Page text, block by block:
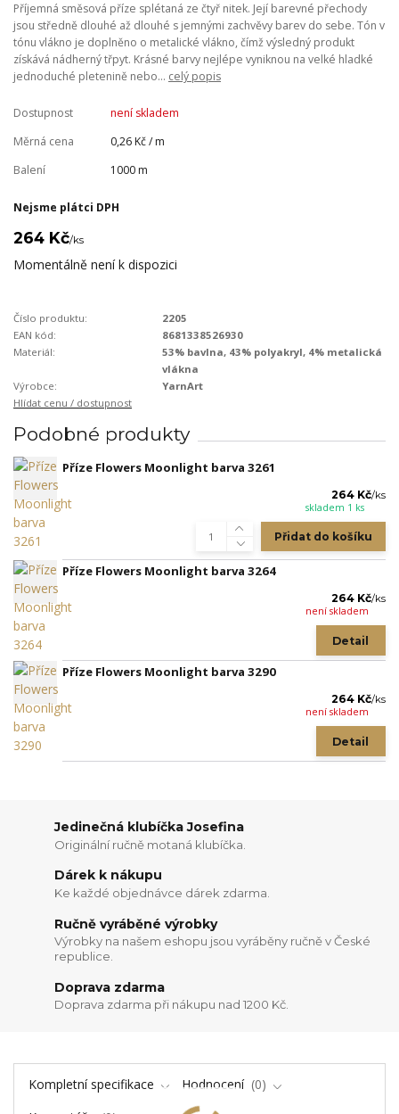
Příjemná směsová příze splétaná ze čtyř nitek. Její barevné přechody
jsou středně dlouhé až dlouhé s jemnými zachvěvy barev do sebe. Tón v
tónu vlákno je doplněno o metalické vlákno, čímž výsledný produkt
získává nádherný třpyt. Krásné barvy nejlépe vyniknou na velké hladké
jednoduché pletenině nebo... celý popis
Dostupnost
není skladem
Měrná cena
0,26 Kč / m
Balení
1000 m
Nejsme plátci DPH
264 Kč/ks
Momentálně není k dispozici
Číslo produktu:
2205
EAN kód:
8681338526930
Materiál:
53% bavlna, 43% polyakryl, 4% metalická
vlákna
Výrobce:
YarnArt
Hlídat cenu / dostupnost
Podobné produkty
Příze Flowers Moonlight barva 3261
264 Kč/ks
skladem 1 ks
Přidat do košíku
Příze Flowers Moonlight barva 3264
264 Kč/ks
není skladem
Detail
Příze Flowers Moonlight barva 3290
264 Kč/ks
není skladem
Detail
Jedinečná klubíčka Josefina
Originální ručně motaná klubíčka.
Dárek k nákupu
Ke každé objednávce dárek zdarma.
Ručně vyráběné výrobky
Výrobky na našem eshopu jsou vyráběny ručně v České
republice.
Doprava zdarma
Doprava zdarma při nákupu nad 1200 Kč.
Kompletní specifikace Hodnocení
0